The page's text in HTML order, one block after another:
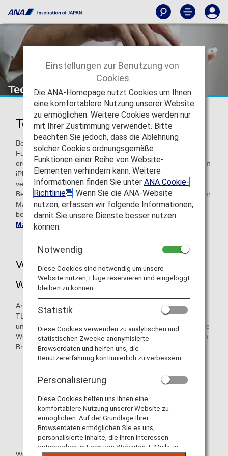
Technische Hilfe zu ANA
Technische Hilfe
Beachten Sie vor der Fehlerbehebung, dass einige
Funktionen der ANA-Website möglicherweise nicht
ordnungsgemäß funktionieren, wenn Sie einen Mac oder ein
iPhone mit einer älteren Version des Betriebssystems
verwenden. Wir bitten Sie, ein Upgrade Ihres
Betriebssystems auf die neueste Version durchzuführen. Für
Mac wird macOS v10.15 empfohlen. Für Ihr iPhone
benötigen Sie iOS 13 oder höher. Aktualisieren Sie Ihren
Mac hier
Verbesserung der Sicherheit der ANA-
Website
Am 19. Februar 2020 wurden die Versionen TLS1.0 und
TLS1.1 eingestellt. Aufgrund dieser Änderungen in der Art
und Weise, wie wir die Verschlüsselung handhaben, sind die
Webseiten von ANA nicht mehr für Kunden verfügbar, deren
Browserumgebung in die folgenden Bereiche fällt:
Internet Explorer Version 10.0 und älter
Google Chrome Version 29 und älter
Firefox Version 26 und älter
Safari Version 5 und älter
Android-Browser Version 4.4.4 und älter
Einstellungen zur Benutzung von
Cookies
Die ANA-Homepage nutzt Cookies um Ihnen
eine komfortablere Nutzung unserer Website
zu ermöglichen. Weitere Cookies werden nur
mit Ihrer Zustimmung verwendet. Bitte
beachten Sie jedoch, dass die Ablehnung
solcher Cookies ordnungsgemäße
Funktionen einer Reihe von Website-
Elementen verhindern kann. Weitere
Informationen finden Sie unter ANA Cookie-
Richtlinie
. Wenn Sie die ANA-Website
nutzen, erfassen wir folgende Informationen,
damit Sie unsere Dienste besser nutzen
können:
Notwendig
Diese Cookies sind notwendig um unsere
Website nutzen, Flüge reservieren und eingeloggt
bleiben zu können.
Statistik
Diese Cookies verwenden zu analytischen und
statistischen Zwecke anonymisierte
Browserdaten und helfen uns, die
Benutzererfahrung kontinuierlich zu verbessern.
Personalisierung
Diese Cookies helfen uns Ihnen eine
komfortablere Nutzung unserer Website zu
ermöglichen. Auf der Grundlage Ihrer
Browserdaten ermöglichen Sie es uns,
personalisierte Inhalte, die Ihren Interessen
entsprechen, in Form von Websites, E-Mails, in